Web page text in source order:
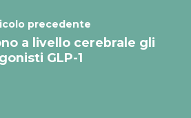
precedente
a livello cerebrale gli
GLP-1